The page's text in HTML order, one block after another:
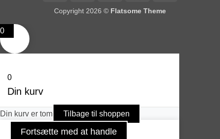
Copyright 2026 © Flatsome Theme
0
0
Din kurv
Din kurv er tom Tilbage til shoppen
Fortsætte med at handle